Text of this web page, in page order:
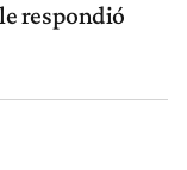
respondió